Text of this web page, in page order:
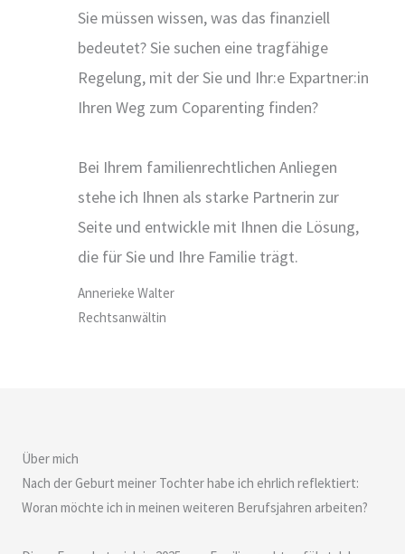
Sie müssen wissen, was das finanziell
bedeutet? Sie suchen eine tragfähige
Regelung, mit der Sie und Ihr:e Expartner:in
Ihren Weg zum Coparenting finden?
Bei Ihrem familienrechtlichen Anliegen
stehe ich Ihnen als starke Partnerin zur
Seite und entwickle mit Ihnen die Lösung,
die für Sie und Ihre Familie trägt.
Annerieke Walter
Rechtsanwältin
Über mich
Nach der Geburt meiner Tochter habe ich ehrlich reflektiert:
Woran möchte ich in meinen weiteren Berufsjahren arbeiten?